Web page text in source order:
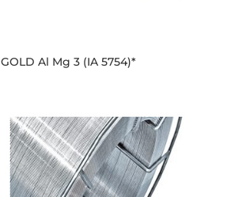
GOLD Al Mg 3 (IA 5754)*